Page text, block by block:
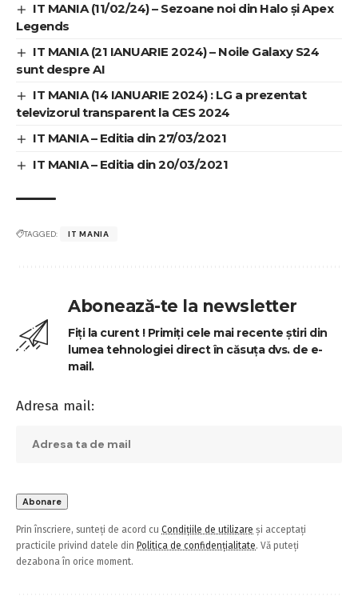
IT MANIA (11/02/24) – Sezoane noi din Halo și Apex
Legends
IT MANIA (21 IANUARIE 2024) – Noile Galaxy S24
sunt despre AI
IT MANIA (14 IANUARIE 2024) : LG a prezentat
televizorul transparent la CES 2024
IT MANIA – Editia din 27/03/2021
IT MANIA – Editia din 20/03/2021
TAGGED: IT MANIA
Abonează-te la newsletter
Fiți la curent ! Primiți cele mai recente știri din
lumea tehnologiei direct în căsuța dvs. de e-
mail.
Adresa mail:
Prin înscriere, sunteți de acord cu Condițiile de utilizare și acceptați
practicile privind datele din Politica de confidențialitate. Vă puteți
dezabona în orice moment.